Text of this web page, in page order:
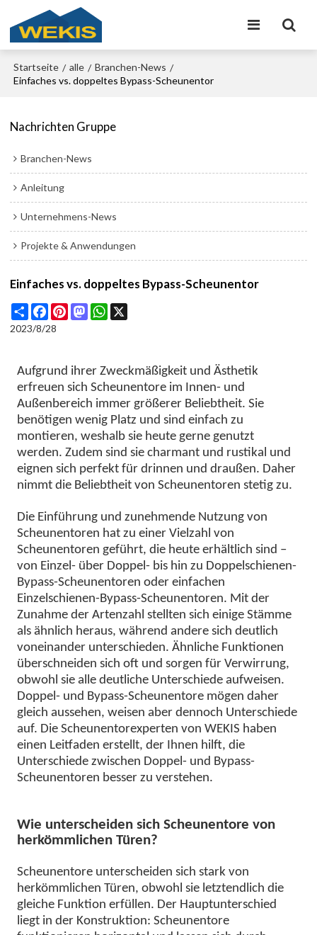
Startseite / alle / Branchen-News /
Einfaches vs. doppeltes Bypass-Scheunentor
Nachrichten Gruppe
Branchen-News
Anleitung
Unternehmens-News
Projekte & Anwendungen
Einfaches vs. doppeltes Bypass-Scheunentor
ShareFacebookPinterest
MastodonWhatsApp
2023/8/28
Aufgrund ihrer Zweckmäßigkeit und Ästhetik
erfreuen sich Scheunentore im Innen- und
Außenbereich immer größerer Beliebtheit. Sie
benötigen wenig Platz und sind einfach zu
montieren, weshalb sie heute gerne genutzt
werden. Zudem sind sie charmant und rustikal und
eignen sich perfekt für drinnen und draußen. Daher
nimmt die Beliebtheit von Scheunentoren stetig zu.
Die Einführung und zunehmende Nutzung von
Scheunentoren hat zu einer Vielzahl von
Scheunentoren geführt, die heute erhältlich sind –
von Einzel- über Doppel- bis hin zu Doppelschienen-
Bypass-Scheunentoren oder einfachen
Einzelschienen-Bypass-Scheunentoren. Mit der
Zunahme der Artenzahl stellten sich einige Stämme
als ähnlich heraus, während andere sich deutlich
voneinander unterschieden. Ähnliche Funktionen
überschneiden sich oft und sorgen für Verwirrung,
obwohl sie alle deutliche Unterschiede aufweisen.
Doppel- und Bypass-Scheunentore mögen daher
gleich aussehen, weisen aber dennoch Unterschiede
auf. Die Scheunentorexperten von WEKIS haben
einen Leitfaden erstellt, der Ihnen hilft, die
Unterschiede zwischen Doppel- und Bypass-
Scheunentoren besser zu verstehen.
Wie unterscheiden sich Scheunentore von
herkömmlichen Türen?
Scheunentore unterscheiden sich stark von
herkömmlichen Türen, obwohl sie letztendlich die
gleiche Funktion erfüllen. Der Hauptunterschied
liegt in der Konstruktion: Scheunentore